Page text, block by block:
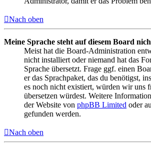
Nach oben
Meine Sprache steht auf diesem Board
Meist hat die Board-Administration
nicht installiert oder niemand hat das
Sprache übersetzt. Frage ggf. einen
er das Sprachpaket, das du benötigst,
es noch nicht existiert, würden wir uns
übersetzen würdest. Weitere
der Website von phpBB Limited oder
gefunden werden.
Nach oben